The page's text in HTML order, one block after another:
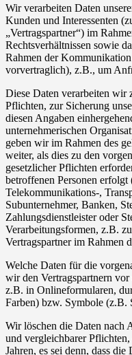
Wir verarbeiten Daten
Kunden und Interessenten
„Vertragspartner“) im
Rechtsverhältnissen sowie
Rahmen der
vorvertraglich), z.B., um
Diese Daten verarbeiten wir
Pflichten, zur Sicherung
diesen Angaben
unternehmerischen
geben wir im Rahmen des
weiter, als dies zu den
gesetzlicher Pflichten
betroffenen Personen
Telekommunikations-,
Subunternehmer, Banken,
Zahlungsdienstleister oder
Verarbeitungsformen, z.B.
Vertragspartner im Rahmen
Welche Daten für die
wir den Vertragspartnern
z.B. in Onlineformularen,
Farben) bzw. Symbole (z.B.
Wir löschen die Daten nach
und vergleichbarer
Jahren, es sei denn, dass